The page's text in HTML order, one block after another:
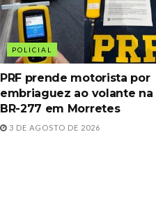
POLICIAL
PRF prende motorista por
embriaguez ao volante na
BR-277 em Morretes
3 DE AGOSTO DE 2026